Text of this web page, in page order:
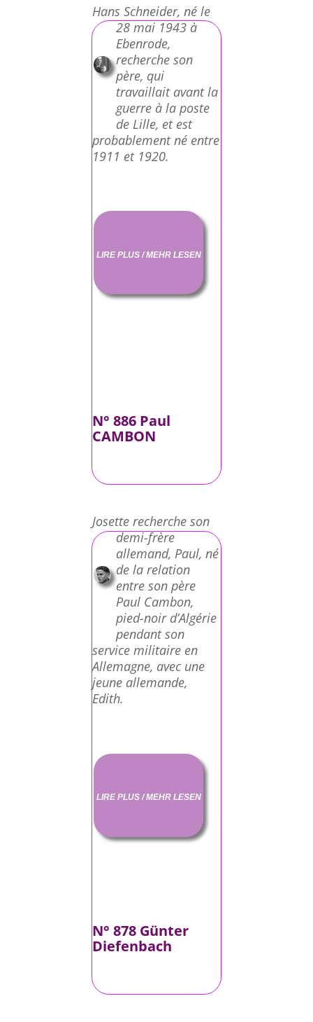
Hans Schneider, né le
28 mai 1943 à
Ebenrode,
recherche son
père, qui
travaillait avant la
guerre à la poste
de Lille, et est
probablement né entre
1911 et 1920.
LIRE PLUS / MEHR LESEN
N° 886 Paul
CAMBON
Josette recherche son
demi-frère
allemand, Paul, né
de la relation
entre son père
Paul Cambon,
pied-noir d’Algérie
pendant son
service militaire en
Allemagne, avec une
jeune allemande,
Edith.
LIRE PLUS / MEHR LESEN
N° 878 Günter
Diefenbach